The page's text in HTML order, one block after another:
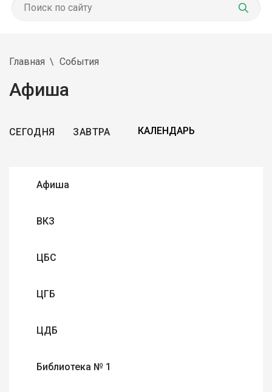
Главная События
Афиша
СЕГОДНЯ ЗАВТРА
Афиша
ВКЗ
ЦБС
ЦГБ
ЦДБ
Библиотека № 1